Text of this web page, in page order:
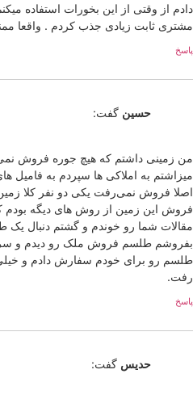
دادم از وقتی از این بخورات استفاده
مشتری ثابت زیادی جذب کردم . واقعا
پاسخ
حسین گفت:
من زمینی داشتم که هیچ جوره فروش
میزاشتم به املاکی ها سپردم به فامیل
اصلا فروش نمی‌رفت یکی دو نفر کلا
فروش این زمین از روش های دیگه
مقالات شما رو خوندم و گشتم دنبال یک
بفروشم طلسم فروش ملک رو دیدم و
طلسم رو برای خودم سفارش دادم و
رفت.
پاسخ
حدیس گفت: